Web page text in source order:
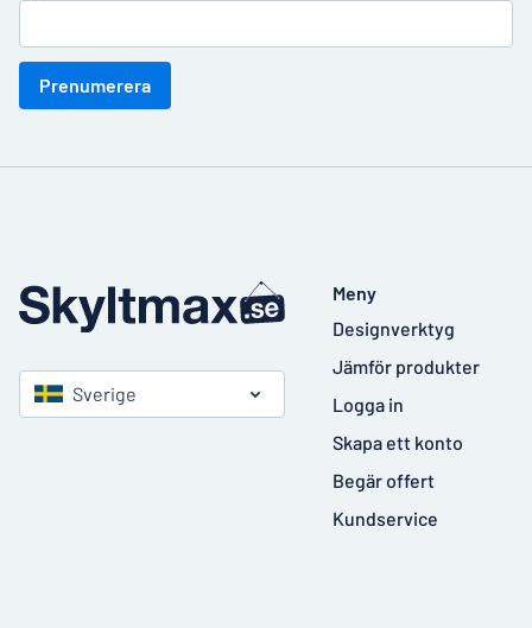
Prenumerera
Sverige
Meny
Designverktyg
Jämför produkter
Logga in
Skapa ett konto
Begär offert
Kundservice